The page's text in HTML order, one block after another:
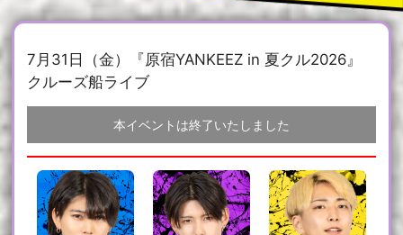
7月31日（金）『原宿YANKEEZ in 夏クル2026』
クルーズ船ライブ
本イベントは終了いたしました